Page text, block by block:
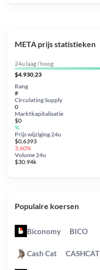
META prijs statistieken
24u laag / hoog
$4.930,23
Circulating Supply
0
Prijs wijziging24u
$0,6393
3,60%
Marktkapitalisatie
$0
%
Volume 24u
$30.94k
Rang
#
Populaire koersen
Biconomy BICO
Cash Cat CASHCAT